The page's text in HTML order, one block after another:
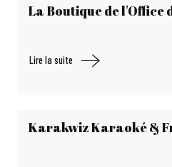
La Boutique de l'Office
Lire la suite
Karakwiz Karaoké &